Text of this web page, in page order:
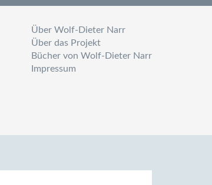
Über Wolf-Dieter Narr
Über das Projekt
Bücher von Wolf-Dieter Narr
Impressum